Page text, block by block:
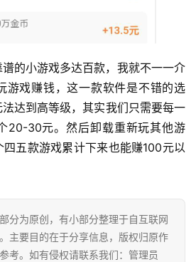
的小游戏多达百款，我就不一一介
游戏赚钱，这一款软件是不错的选
达到高等级，其实我们只需要每一
20-30元。然后卸载重新玩其他游
五款游戏累计下来也能赚100元以
分为原创，有小部分整理于自互联网
主要目的在于分享信息，版权归原作
考。如有侵权请联系我们：管理员